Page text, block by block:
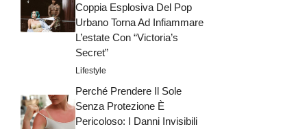
Coppia Esplosiva Del Pop
Urbano Torna Ad Infiammare
L’estate Con “Victoria’s
Secret”
Lifestyle
Perché Prendere Il Sole
Senza Protezione È
Pericoloso: I Danni Invisibili